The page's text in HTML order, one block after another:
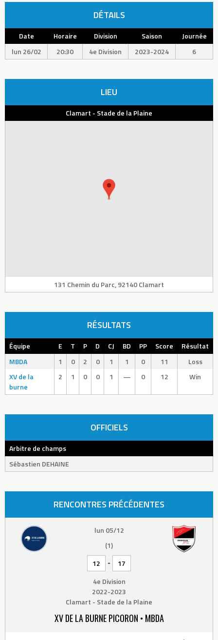
DÉTAILS
Date Horaire Division Saison
Journée
lun 26/02
20:30 4e Division 2023-2024 6
LIEU
Clamart - Stade de la Plaine
131 Chemin du Parc, 92140 Clamart
RÉSULTATS
Équipe E T P D CJ BD PP Score
Résultat
MBDA
1 0 2 0 1 1 0 11
Loss
XV de la
burne
2 1 0 0 1 — 0 12 Win
OFFICIELS
Arbitre de champs
Sébastien DEHAINE
RENCONTRES PRÉCÉDENTES
lun 05/12
(1)
12
-
17
4e Division
2022-2023
Clamart - Stade de la Plaine
XV DE LA BURNE PICORON • MBDA